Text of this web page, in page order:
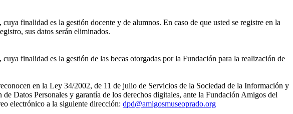
finalidad es la gestión docente y de alumnos. En caso de que usted se registre en la
sus datos serán eliminados.
finalidad es la gestión de las becas otorgadas por la Fundación para la realización de
en la Ley 34/2002, de 11 de julio de Servicios de la Sociedad de la Información y
Datos Personales y garantía de los derechos digitales, ante la Fundación Amigos del
electrónico a la siguiente dirección: dpd@amigosmuseoprado.org